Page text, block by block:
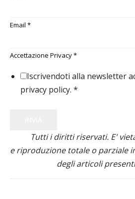
Email *
Accettazione Privacy*
Iscrivendoti alla newsletter
privacy policy. *
Tutti i diritti riservati. E'
e riproduzione totale o parziale
degli articoli